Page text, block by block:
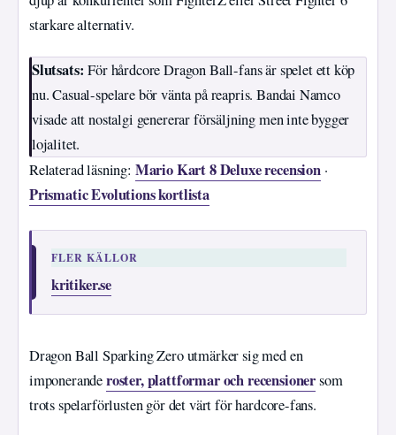
starkare alternativ.
Slutsats: För hårdcore Dragon Ball-fans är spelet ett köp
nu. Casual-spelare bör vänta på reapris. Bandai Namco
visade att nostalgi genererar försäljning men inte bygger
lojalitet.
Relaterad läsning: Mario Kart 8 Deluxe recension·
Prismatic Evolutions kortlista
FLER KÄLLOR
kritiker.se
Dragon Ball Sparking Zero utmärker sig med en
imponeranderoster, plattformar och recensionersom
trots spelarförlusten gör det värt för hardcore-fans.